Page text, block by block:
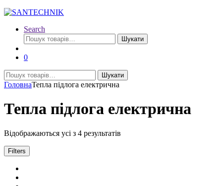
Search
Шукати:
Шукати
0
Шукати:
Шукати
ГоловнаТепла підлога електрична
Тепла підлога електрична
Відображаються усі з 4 результатів
Filters